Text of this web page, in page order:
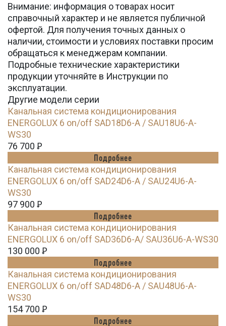
Внимание: информация о товарах носит
справочный характер и не является публичной
офертой. Для получения точных данных о
наличии, стоимости и условиях поставки просим
обращаться к менеджерам компании.
Подробные технические характеристики
продукции уточняйте в Инструкции по
эксплуатации.
Другие модели серии
Канальная система кондиционирования
ENERGOLUX 6 on/off SAD18D6-A / SAU18U6-A-
WS30
76 700 Ꝑ
Подробнее
Канальная система кондиционирования
ENERGOLUX 6 on/off SAD24D6-A / SAU24U6-A-
WS30
97 900 Ꝑ
Подробнее
Канальная система кондиционирования
ENERGOLUX 6 on/off SAD36D6-A/ SAU36U6-A-WS30
130 000 Ꝑ
Подробнее
Канальная система кондиционирования
ENERGOLUX 6 on/off SAD48D6-A / SAU48U6-A-
WS30
154 700 Ꝑ
Подробнее